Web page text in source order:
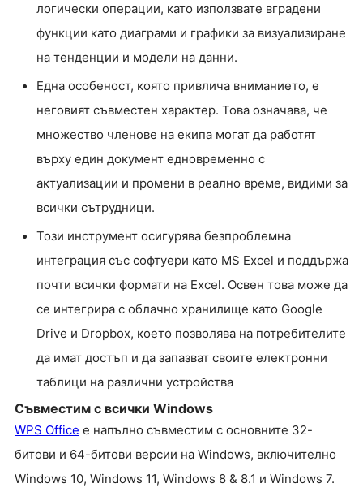
логически операции, като използвате вградени
функции като диаграми и графики за визуализиране
на тенденции и модели на данни.
Една особеност, която привлича вниманието, е
неговият съвместен характер. Това означава, че
множество членове на екипа могат да работят
върху един документ едновременно с
актуализации и промени в реално време, видими за
всички сътрудници.
Този инструмент осигурява безпроблемна
интеграция със софтуери като MS Excel и поддържа
почти всички формати на Excel. Освен това може да
се интегрира с облачно хранилище като Google
Drive и Dropbox, което позволява на потребителите
да имат достъп и да запазват своите електронни
таблици на различни устройства
Съвместим с всички Windows
WPS Office е напълно съвместим с основните 32-
битови и 64-битови версии на Windows, включително
Windows 10, Windows 11, Windows 8 & 8.1 и Windows 7.